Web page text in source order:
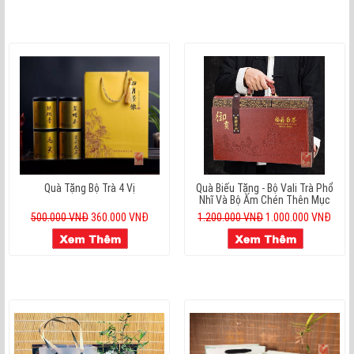
Quà Tặng Bộ Trà 4 Vị
500.000 VNĐ 360.000 VNĐ
Quà Biếu Tặng - Bộ Vali Trà Phổ
Nhĩ Và Bộ Ấm Chén Thên Mục
1.200.000 VNĐ1.000.000 VNĐ